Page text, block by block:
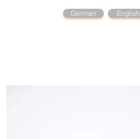
German English